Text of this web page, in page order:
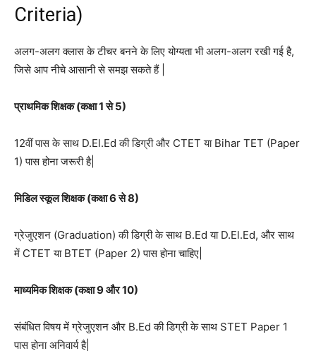
Criteria)
अलग-अलग क्लास के टीचर बनने के लिए योग्यता भी अलग-अलग रखी गई है,
जिसे आप नीचे आसानी से समझ सकते हैं |
प्राथमिक शिक्षक (कक्षा 1 से 5)
12वीं पास के साथ D.El.Ed की डिग्री और CTET या Bihar TET (Paper
1) पास होना जरूरी है|
मिडिल स्कूल शिक्षक (कक्षा 6 से 8)
ग्रेजुएशन (Graduation) की डिग्री के साथ B.Ed या D.El.Ed, और साथ
में CTET या BTET (Paper 2) पास होना चाहिए|
माध्यमिक शिक्षक (कक्षा 9 और 10)
संबंधित विषय में ग्रेजुएशन और B.Ed की डिग्री के साथ STET Paper 1
पास होना अनिवार्य है|